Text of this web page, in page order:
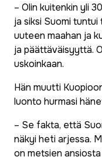
– Olin kuitenkin yli
ja siksi Suomi
uuteen maahan ja
ja päättäväisyyttä.
uskoinkaan.
Hän muutti
luonto hurmasi
– Se fakta, että
näkyi heti arjessa.
on metsien